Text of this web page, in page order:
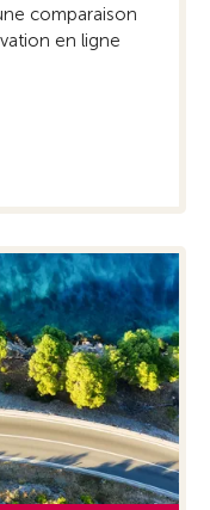
comparaison
en ligne